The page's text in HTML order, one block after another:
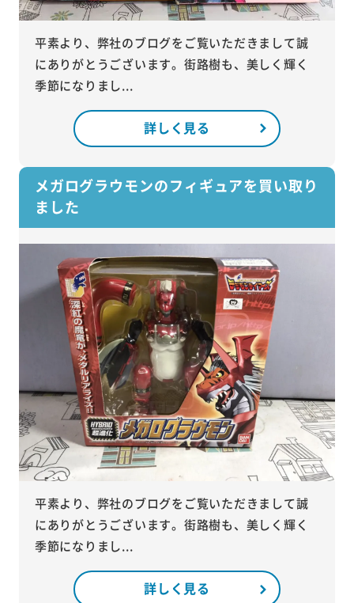
平素より、弊社のブログをご覧いただきまして誠
にありがとうございます。街路樹も、美しく輝く
季節になりまし...
詳しく見る
メガログラウモンのフィギュアを買い取り
ました
平素より、弊社のブログをご覧いただきまして誠
にありがとうございます。街路樹も、美しく輝く
季節になりまし...
詳しく見る